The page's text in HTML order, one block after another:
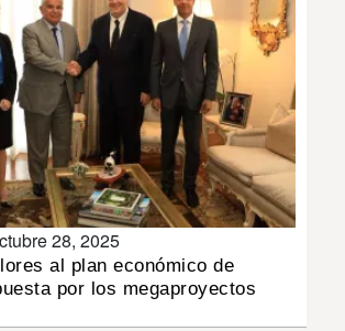
28, 2025
al plan económico de
por los megaproyectos